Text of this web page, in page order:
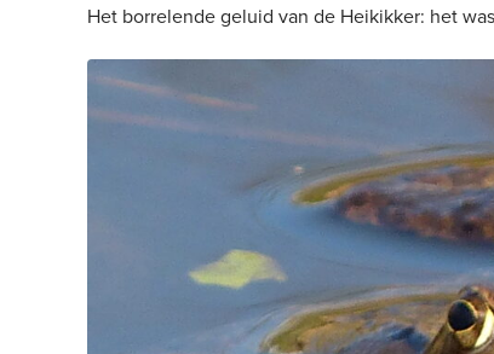
Het borrelende geluid van de Heikikker: het